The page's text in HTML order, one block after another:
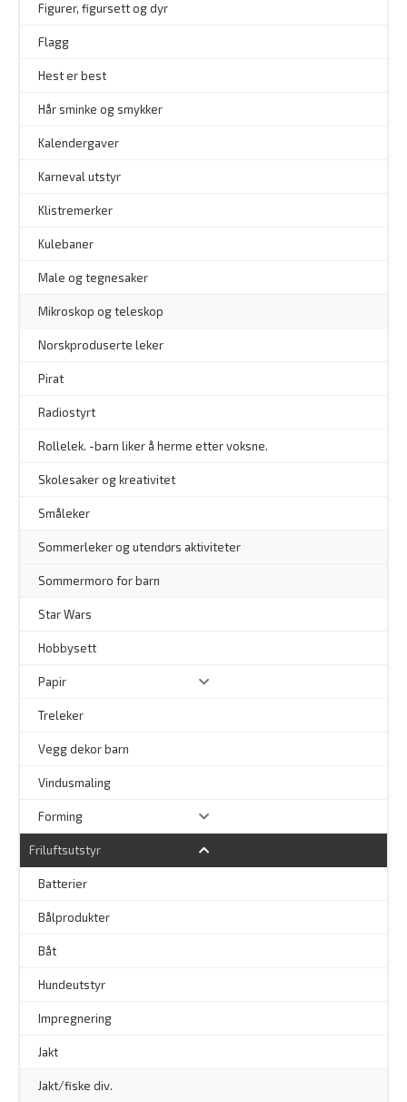
Figurer, figursett og dyr
Flagg
Hest er best
Hår sminke og smykker
Kalendergaver
Karneval utstyr
Klistremerker
Kulebaner
Male og tegnesaker
Mikroskop og teleskop
Norskproduserte leker
Pirat
Radiostyrt
Rollelek. -barn liker å herme etter voksne.
Skolesaker og kreativitet
Småleker
Sommerleker og utendørs aktiviteter
Sommermoro for barn
Star Wars
Hobbysett
Papir
Treleker
Vegg dekor barn
Vindusmaling
Forming
Friluftsutstyr
Batterier
Bålprodukter
Båt
Hundeutstyr
Impregnering
Jakt
Jakt/fiske div.